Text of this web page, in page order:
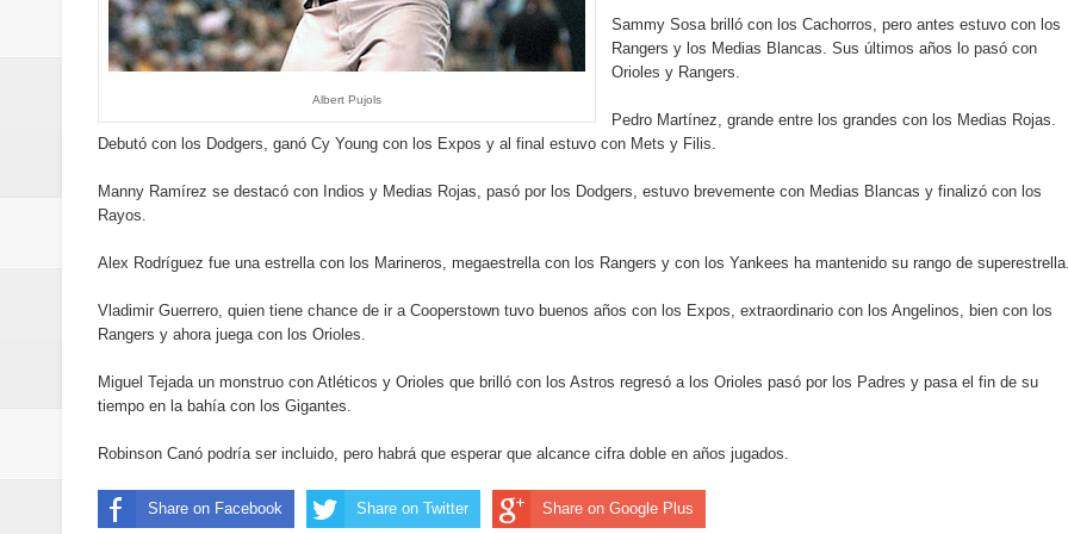
del mapa del hambre
Banreservas y sus filiales realizan en Santiago el segundo Foro del Ahorro y la Inversión
Banreservas inaugura oficina en el Centro de Retención de Vehículos de Pedro Brand
minutos
La Orquesta Sinfónica Nacional y el Coro Nacional Dominicano pondrán su sello a la Ceremonia
la batuta del maestro José Antonio Molina
Banreservas otorga financiamientos superiores a RD$117 millones en proyecto Nuevas
Albert Pujols
Sammy Sosa brilló con los Cachorros, pero antes estuvo con los
Rangers y los Medias Blancas. Sus últimos años lo pasó con
Orioles y Rangers.
Pedro Martínez, grande entre los grandes con los Medias Rojas.
Debutó con los Dodgers, ganó Cy Young con los Expos y al final estuvo con Mets y Filis.
Manny Ramírez se destacó con Indios y Medias Rojas, pasó por los Dodgers, estuvo brevemente con Medias Blancas y finalizó con los
Rayos.
Alex Rodríguez fue una estrella con los Marineros, megaestrella con los Rangers y con los Yankees ha mantenido su rango de superestrella.
Vladimir Guerrero, quien tiene chance de ir a Cooperstown tuvo buenos años con los Expos, extraordinario con los Angelinos, bien con los
Rangers y ahora juega con los Orioles.
Miguel Tejada un monstruo con Atléticos y Orioles que brilló con los Astros regresó a los Orioles pasó por los Padres y pasa el fin de su
tiempo en la bahía con los Gigantes.
Robinson Canó podría ser incluido, pero habrá que esperar que alcance cifra doble en años jugados.
Share on Facebook Share on Twitter Share on Google Plus